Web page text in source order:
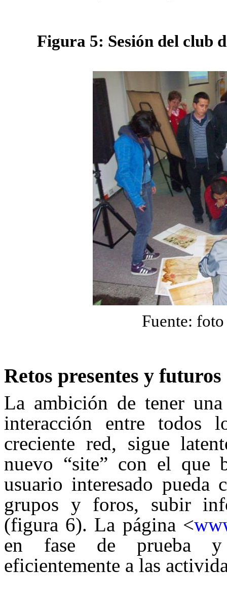
Figura 5: Sesión del club
Fuente:
Retos presentes y futuros
La ambición de tener
interacción entre todos
creciente red, sigue
nuevo “site” con el que
usuario interesado
grupos y foros, subir
(figura 6). La página <
en fase de prueba y
eficientemente a las